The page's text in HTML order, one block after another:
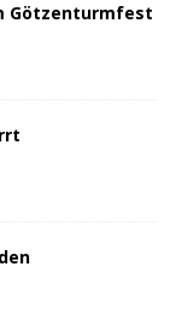
Götzenturmfest